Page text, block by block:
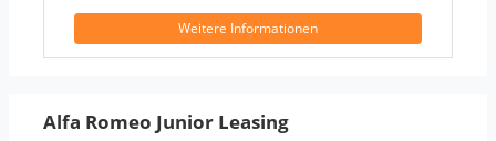
Weitere Informationen
Alfa Romeo Junior Leasing